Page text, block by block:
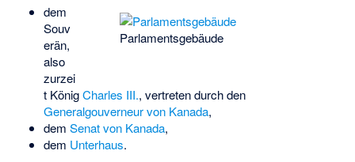
Parlamentsgebäude
dem
Souv
erän,
also
zurzei
t KönigCharles III., vertreten durch den
Generalgouverneur von Kanada,
dem Senat von Kanada,
dem Unterhaus.